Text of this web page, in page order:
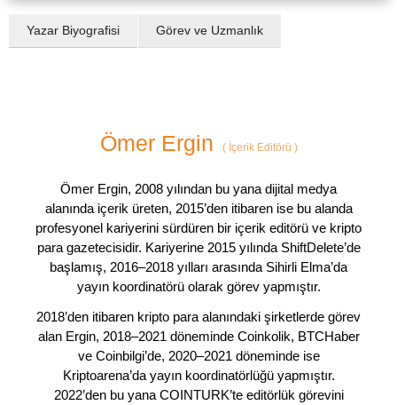
Yazar Biyografisi Görev ve Uzmanlık
Ömer Ergin (İçerik Editörü )
Ömer Ergin, 2008 yılından bu yana dijital medya
alanında içerik üreten, 2015’den itibaren ise bu alanda
profesyonel kariyerini sürdüren bir içerik editörü ve kripto
para gazetecisidir. Kariyerine 2015 yılında ShiftDelete’de
başlamış, 2016–2018 yılları arasında Sihirli Elma’da
yayın koordinatörü olarak görev yapmıştır.
2018’den itibaren kripto para alanındaki şirketlerde görev
alan Ergin, 2018–2021 döneminde Coinkolik, BTCHaber
ve Coinbilgi’de, 2020–2021 döneminde ise
Kriptoarena’da yayın koordinatörlüğü yapmıştır.
2022’den bu yana COINTURK’te editörlük görevini